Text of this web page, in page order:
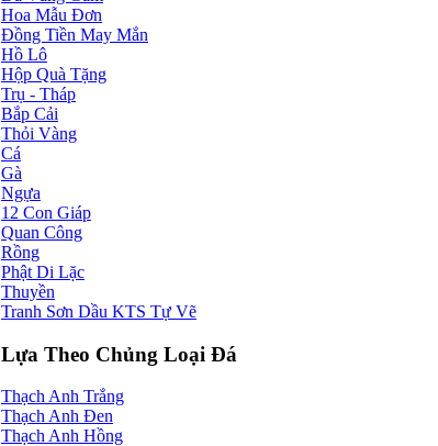
Hoa Mẫu Đơn
Đồng Tiền May Mắn
Hồ Lô
Hộp Quà Tặng
Trụ - Tháp
Bắp Cải
Thỏi Vàng
Cá
Gà
Ngựa
12 Con Giáp
Quan Công
Rồng
Phật Di Lặc
Thuyền
Tranh Sơn Dầu KTS Tự Vẽ
Lựa Theo Chủng Loại Đá
Thạch Anh Trắng
Thạch Anh Đen
Thạch Anh Hồng